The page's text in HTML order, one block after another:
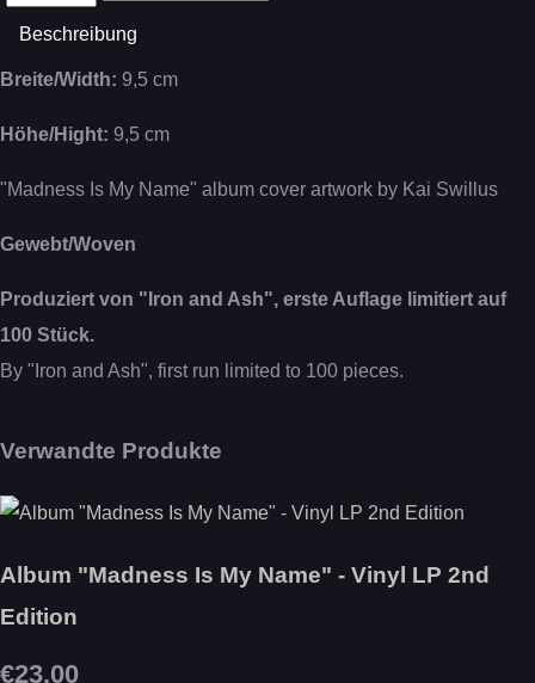
Beschreibung
Breite/Width: 9,5 cm
Höhe/Hight: 9,5 cm
"Madness Is My Name" album cover artwork by Kai Swillus
Gewebt/Woven
Produziert von "Iron and Ash", erste Auflage limitiert auf
100 Stück.
By "Iron and Ash", first run limited to 100 pieces.
Verwandte Produkte
Album "Madness Is My Name" - Vinyl LP 2nd
Edition
€23.00